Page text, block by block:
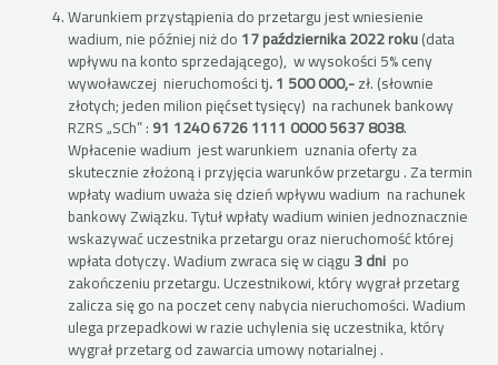
Warunkiem przystąpienia do przetargu jest wniesienie
wadium, nie później niż do17 października 2022 roku(data
wpływu na konto sprzedającego), w wysokości 5% ceny
wywoławczej nieruchomości tj. 1 500 000,-zł. (słownie
złotych; jeden milion pięćset tysięcy) na rachunek bankowy
RZRS „SCh” :91 1240 6726 1111 0000 5637 8038.
Wpłacenie wadium jest warunkiem uznania oferty za
skutecznie złożoną i przyjęcia warunków przetargu . Za termin
wpłaty wadium uważa się dzień wpływu wadium na rachunek
bankowy Związku. Tytuł wpłaty wadium winien jednoznacznie
wskazywać uczestnika przetargu oraz nieruchomość której
wpłata dotyczy. Wadium zwraca się w ciągu3 dni po
zakończeniu przetargu. Uczestnikowi, który wygrał przetarg
zalicza się go na poczet ceny nabycia nieruchomości. Wadium
ulega przepadkowi w razie uchylenia się uczestnika, który
wygrał przetarg od zawarcia umowy notarialnej .